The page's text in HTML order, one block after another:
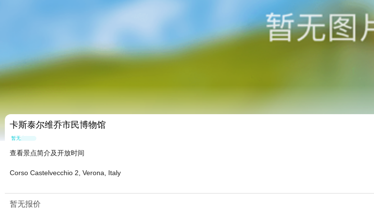
卡斯泰尔维乔市民博物馆
暂无点评
查看景点简介及开放时间
Corso Castelvecchio 2, Verona, Italy
暂无报价